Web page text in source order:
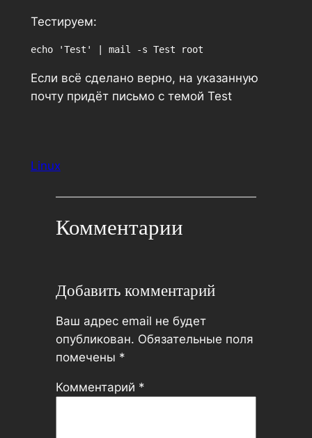
Тестируем:
echo 'Test' | mail -s Test root
Если всё сделано верно, на указанную
почту придёт письмо с темой Test
Linux
Комментарии
Добавить комментарий
Ваш адрес email не будет
опубликован. Обязательные поля
помечены *
Комментарий *